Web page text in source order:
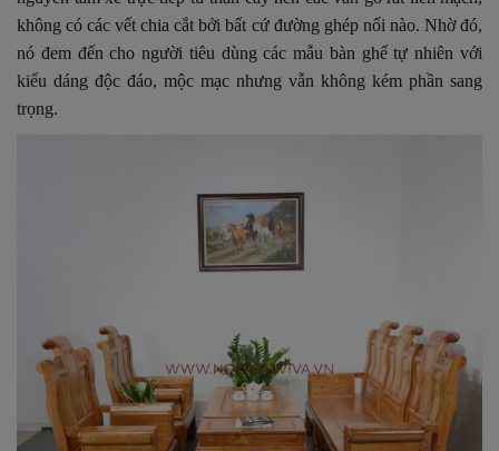
không có các vết chia cắt bởi bất cứ đường ghép nối nào. Nhờ đó,
nó đem đến cho người tiêu dùng các mẫu bàn ghế tự nhiên với
kiểu dáng độc đáo, mộc mạc nhưng vẫn không kém phần sang
trọng.